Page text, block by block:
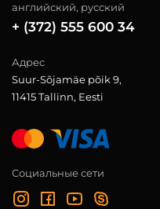
английский, русский
+ (372) 555 600 34
Адрес
Suur-Sõjamäe põik 9,
11415 Tallinn, Eesti
Социальные сети